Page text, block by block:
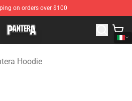
on orders over $100
Pantera Merchandise Shop
Hoodie